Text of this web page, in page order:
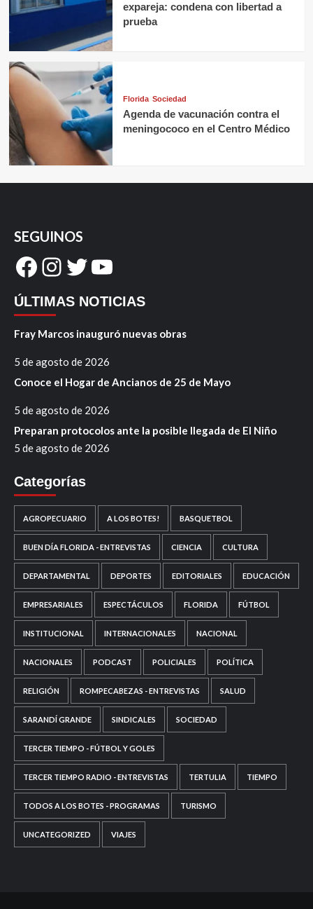
expareja: condena con libertad a
prueba
Florida Sociedad
Agenda de vacunación contra el
meningococo en el Centro Médico
SEGUINOS
Facebook
Instagram
Twitter
YouTube
ÚLTIMAS NOTICIAS
Fray Marcos inauguró nuevas obras
5 de agosto de 2026
Conoce el Hogar de Ancianos de 25 de Mayo
5 de agosto de 2026
Preparan protocolos ante la posible llegada de El Niño
5 de agosto de 2026
Categorías
AGROPECUARIO A LOS BOTES! BASQUETBOL
BUEN DÍA FLORIDA - ENTREVISTAS CIENCIA CULTURA
DEPARTAMENTAL DEPORTES EDITORIALES EDUCACIÓN
EMPRESARIALES ESPECTÁCULOS FLORIDA FÚTBOL
INSTITUCIONAL INTERNACIONALES NACIONAL
NACIONALES PODCAST POLICIALES POLÍTICA
RELIGIÓN ROMPECABEZAS - ENTREVISTAS SALUD
SARANDÍ GRANDE SINDICALES SOCIEDAD
TERCER TIEMPO - FÚTBOL Y GOLES
TERCER TIEMPO RADIO - ENTREVISTAS TERTULIA TIEMPO
TODOS A LOS BOTES - PROGRAMAS TURISMO
UNCATEGORIZED VIAJES